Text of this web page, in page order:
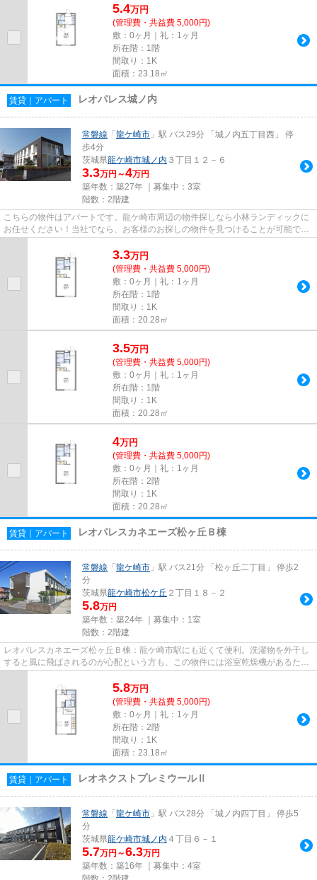
5.4万円
(管理費・共益費 5,000円)
敷：0ヶ月｜礼：1ヶ月
所在階：1階
間取り：1K
面積：23.18㎡
賃貸｜アパート レオパレス城ノ内
常磐線 「 龍ケ崎市 」駅 バス29分 「城ノ内五丁目西」 停
歩4分
茨城県龍ケ崎市城ノ内 ３丁目１２－６
3.3万円～4万円
築年数：築27年 ｜募集中： 3室
階数：2階建
こちらの物件はアパートです。龍ケ崎市周辺の物件探しなら小林ランディックに
お任せください！当社でなら、お客様のお探しの物件を見つけることが可能で
3.3万円
(管理費・共益費 5,000円)
敷：0ヶ月｜礼：1ヶ月
所在階：1階
間取り：1K
面積：20.28㎡
3.5万円
(管理費・共益費 5,000円)
敷：0ヶ月｜礼：1ヶ月
所在階：1階
間取り：1K
面積：20.28㎡
4万円
(管理費・共益費 5,000円)
敷：0ヶ月｜礼：1ヶ月
所在階：2階
間取り：1K
面積：20.28㎡
賃貸｜アパート レオパレスカネエーズ松ヶ丘Ｂ棟
常磐線 「 龍ケ崎市 」駅 バス21分 「松ヶ丘二丁目」 停歩2
分
茨城県龍ケ崎市松ケ丘 ２丁目１８－２
5.8万円
築年数：築24年 ｜募集中： 1室
階数：2階建
レオパレスカネエーズ松ヶ丘Ｂ棟：龍ケ崎市駅にも近くて便利。洗濯物を外干し
すると風に飛ばされるのが心配という方も、この物件には浴室乾燥機があるため
5.8万円
(管理費・共益費 5,000円)
敷：0ヶ月｜礼：1ヶ月
所在階：2階
間取り：1K
面積：23.18㎡
賃貸｜アパート レオネクストプレミウールⅡ
常磐線 「 龍ケ崎市 」駅 バス28分 「城ノ内四丁目」 停歩5
分
茨城県龍ケ崎市城ノ内 ４丁目６－１
5.7万円～6.3万円
築年数：築16年 ｜募集中： 4室